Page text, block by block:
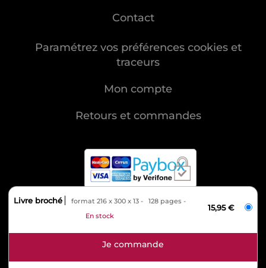
Livre broché format 216 x 300 x 13
128 pages
En stock
15,95 €
Contact
Paramétrez vos préférences cookies et
traceurs
Mon compte
Retours et commandes
MENTIONS LÉGALES
CONDITIONS GÉNÉRALES DE VENTE